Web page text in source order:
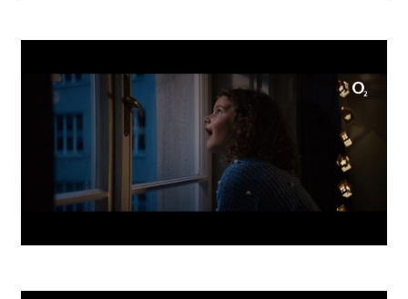
O2 Tidal
O2 Comet